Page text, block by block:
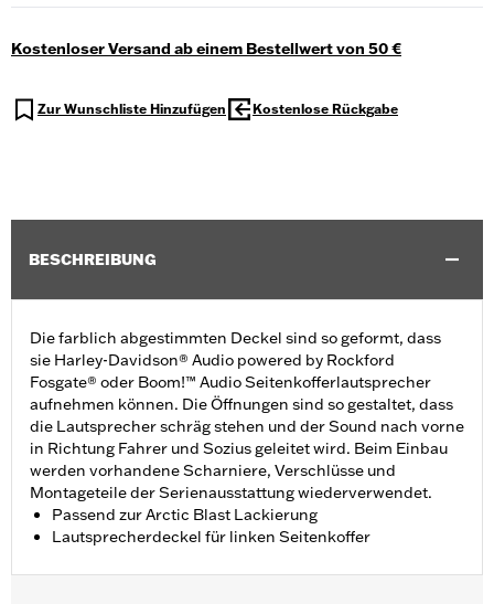
Kostenloser Versand ab einem Bestellwert von 50 €
Zur Wunschliste Hinzufügen Kostenlose Rückgabe
BESCHREIBUNG
Die farblich abgestimmten Deckel sind so geformt, dass
sie Harley-Davidson® Audio powered by Rockford
Fosgate® oder Boom!™ Audio Seitenkofferlautsprecher
aufnehmen können. Die Öffnungen sind so gestaltet, dass
die Lautsprecher schräg stehen und der Sound nach vorne
in Richtung Fahrer und Sozius geleitet wird. Beim Einbau
werden vorhandene Scharniere, Verschlüsse und
Montageteile der Serienausstattung wiederverwendet.
Passend zur Arctic Blast Lackierung
Lautsprecherdeckel für linken Seitenkoffer